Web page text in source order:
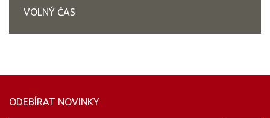
VOLNÝ ČAS
ODEBÍRAT NOVINKY